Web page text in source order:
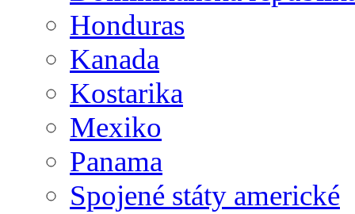
Honduras
Kanada
Kostarika
Mexiko
Panama
Spojené státy americké